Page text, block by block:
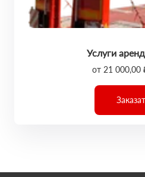
Услуги
от 21 000,00